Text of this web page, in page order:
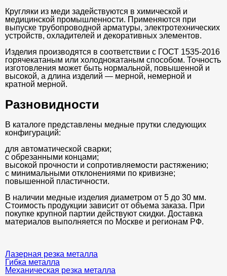
Кругляки из меди задействуются в химической и
медицинской промышленности. Применяются при
выпуске трубопроводной арматуры, электротехнических
устройств, охладителей и декоративных элементов.
Изделия производятся в соответствии с ГОСТ 1535-2016
горячекатаным или холоднокатаным способом. Точность
изготовления может быть нормальной, повышенной и
высокой, а длина изделий — мерной, немерной и
кратной мерной.
Разновидности
В каталоге представлены медные прутки следующих
конфигураций:
для автоматической сварки;
с обрезанными концами;
высокой прочности и сопротивляемости растяжению;
с минимальными отклонениями по кривизне;
повышенной пластичности.
В наличии медные изделия диаметром от 5 до 30 мм.
Стоимость продукции зависит от объема заказа. При
покупке крупной партии действуют скидки. Доставка
материалов выполняется по Москве и регионам РФ.
Лазерная резка металла
Гибка металла
Механическая резка металла